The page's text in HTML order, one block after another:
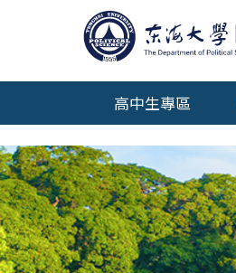
高中生專區